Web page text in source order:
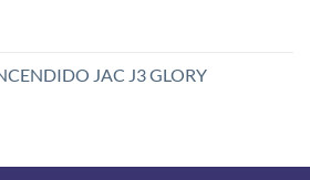
JAC J3 GLORY